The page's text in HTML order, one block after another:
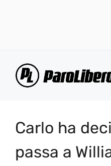
Carlo ha
passa a